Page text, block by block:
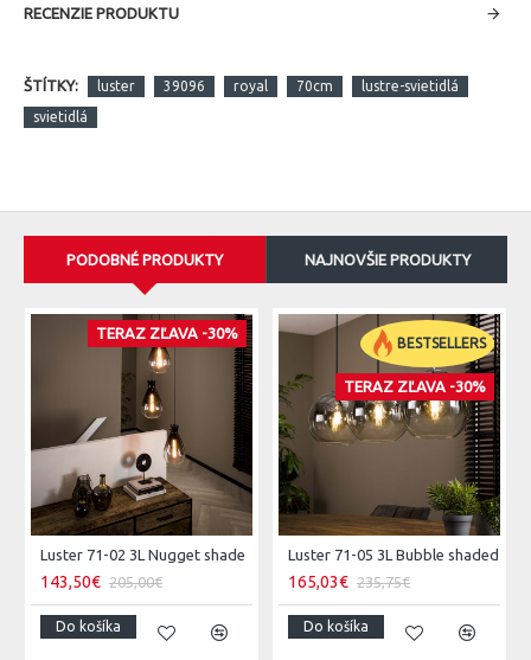
RECENZIE PRODUKTU
ŠTÍTKY: luster 39096 royal 70cm lustre-svietidlá
svietidlá
PODOBNÉ PRODUKTY NAJNOVŠIE PRODUKTY
TERAZ ZĽAVA -30%
Luster 71-02 3L Nugget shade
143,50€ 205,00€
Do košíka
BESTSELLERS
TERAZ ZĽAVA -30%
Luster 71-05 3L Bubble shaded
165,03€ 235,75€
Do košíka